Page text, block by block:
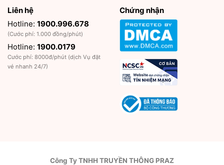
Liên hệ
Hotline: 1900.996.678
(Cước phí: 1.000 đồng/phút)
Hotline: 1900.0179
Cước phí: 8000đ/phút (dịch Vụ đặt
vé nhanh 24/7)
Chứng nhận
Công Ty TNHH TRUYỀN THÔNG PRAZ